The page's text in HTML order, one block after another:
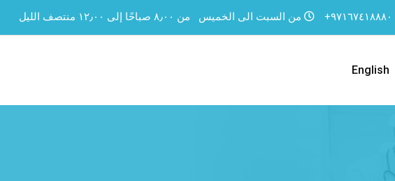
٩٧١٦٧٤١٨٨٨٠+ من السبت الى الخميس من ٨٫٠٠ صباحًا إلى ١٢٫٠٠ منتصف الليل
English